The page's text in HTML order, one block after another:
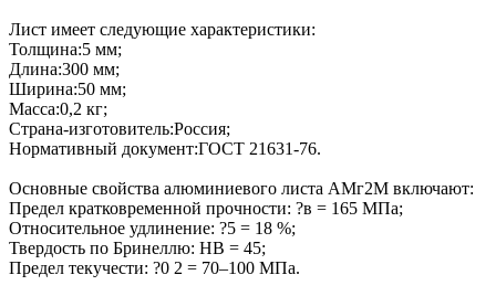
Лист имеет следующие характеристики:
Толщина:5 мм;
Длина:300 мм;
Ширина:50 мм;
Масса:0,2 кг;
Страна-изготовитель:Россия;
Нормативный документ:ГОСТ 21631-76.
Основные свойства алюминиевого листа АМг2М включают:
Предел кратковременной прочности: ?в = 165 МПа;
Относительное удлинение: ?5 = 18 %;
Твердость по Бринеллю: HB = 45;
Предел текучести: ?0 2 = 70–100 МПа.